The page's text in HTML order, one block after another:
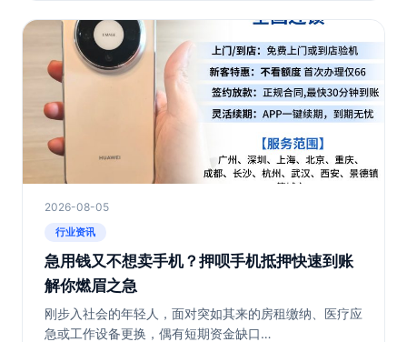
2026-08-05
行业资讯
急用钱又不想卖手机？押呗手机抵押快速到账
解你燃眉之急
刚步入社会的年轻人，面对突如其来的房租缴纳、医疗应
急或工作设备更换，偶有短期资金缺口…